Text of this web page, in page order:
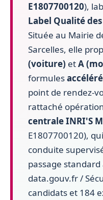
E1807700120),
Label Qualité
Située au Mairie
Sarcelles, elle
(voiture) etA
formules
point de rendez-
rattaché
centrale INRI'S
E1807700120),
conduite
passage
data.gouv.fr /
candidats et 184